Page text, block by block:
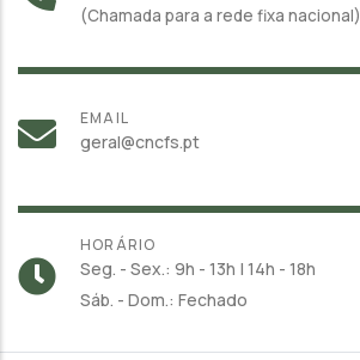
(Chamada para a rede fixa nacional)
EMAIL
geral@cncfs.pt
HORÁRIO
Seg. - Sex.: 9h - 13h | 14h - 18h
Sáb. - Dom.: Fechado